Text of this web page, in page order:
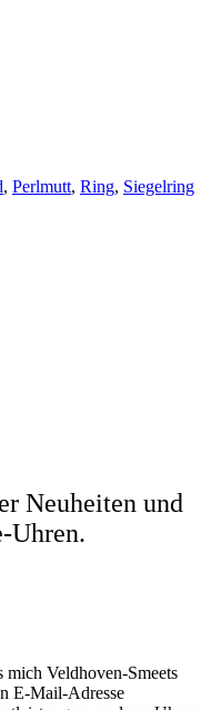
, Perlmutt, Ring, Siegelring
Neuheiten und
Uhren.
mich Veldhoven-Smeets
E-Mail-Adresse